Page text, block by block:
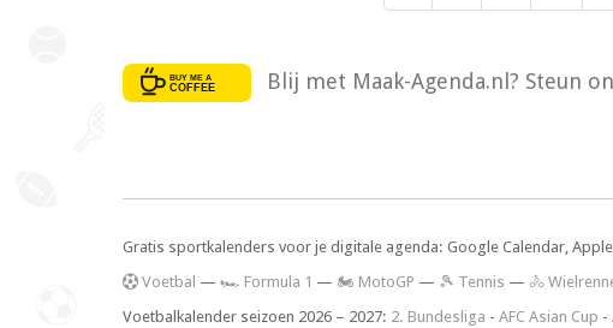
Blij met Maak-Agenda.nl? Steun
Gratis sportkalenders voor je digitale agenda: Google Calendar,
Voetbal — 🏎️ Formula 1 — 🏍 MotoGP — 🎾 Tennis — 🚴
Voetbalkalender seizoen 2026 – 2027: 2. Bundesliga - AFC Asian Cup -